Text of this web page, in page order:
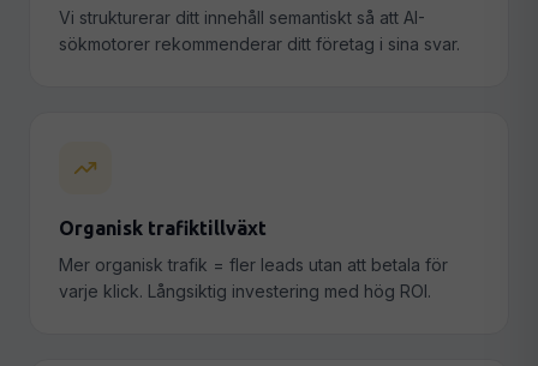
Vi strukturerar ditt innehåll semantiskt så att AI-
sökmotorer rekommenderar ditt företag i sina svar.
Organisk trafiktillväxt
Mer organisk trafik = fler leads utan att betala för
varje klick. Långsiktig investering med hög ROI.